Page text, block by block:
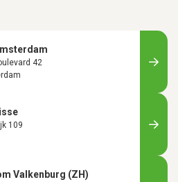
42
109
Valkenburg (ZH)